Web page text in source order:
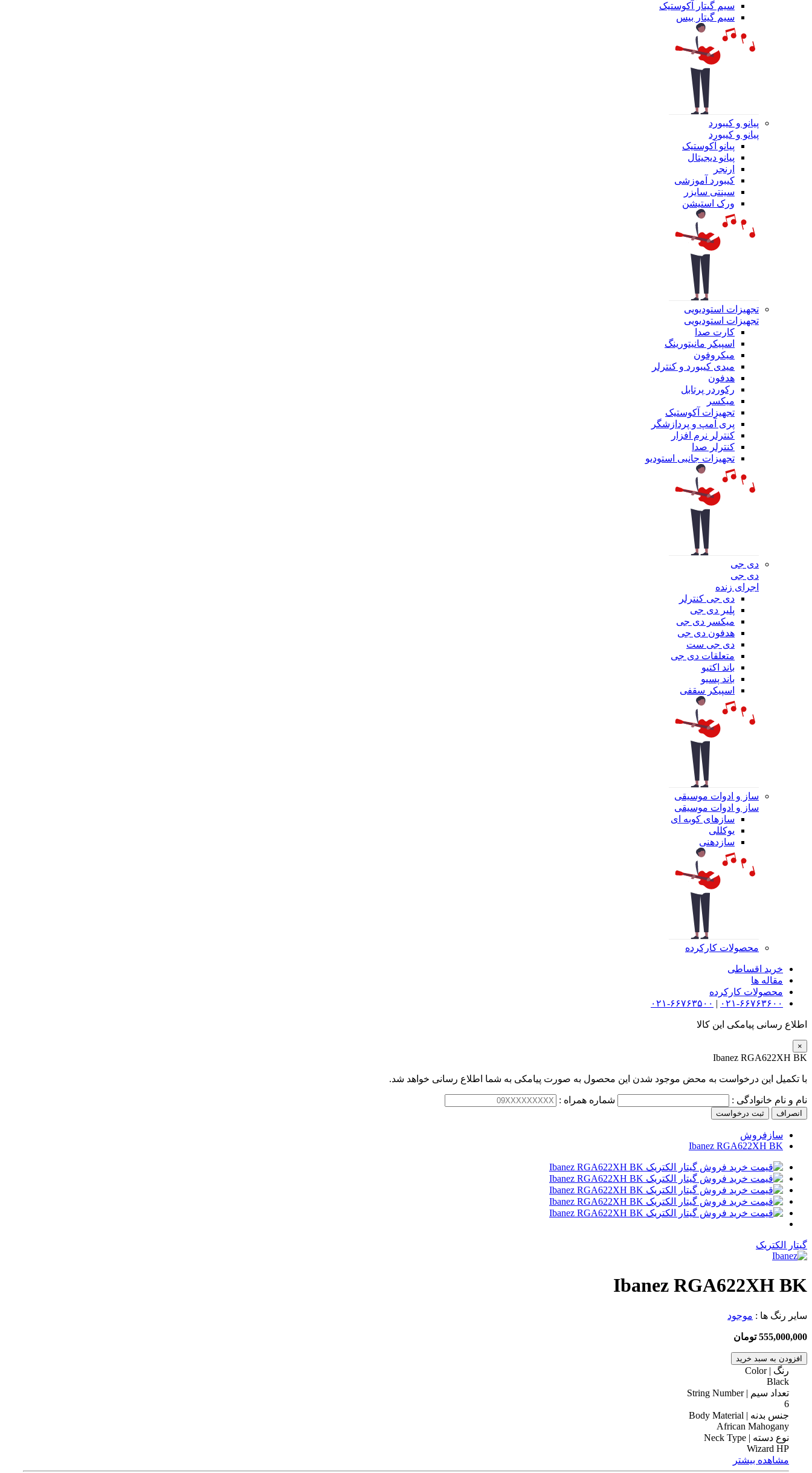
سیم گیتار آکوستیک
سیم گیتار بیس
پیانو و کیبورد
پیانو و کیبورد
پیانو آکوستیک
پیانو دیجیتال
ارنجر
کیبورد آموزشی
سینتی سایزر
ورک استیشن
تجهیزات استودیویی
تجهیزات استودیویی
کارت صدا
اسپیکر مانیتورینگ
میکروفون
میدی کیبورد و کنترلر
هدفون
رکوردر پرتابل
میکسر
تجهیزات آکوستیک
پری آمپ و پردازشگر
کنترلر نرم افزار
کنترلر صدا
تجهیزات جانبی استودیو
دی جی
دی جی
اجرای زنده
دی جی کنترلر
پلیر دی جی
میکسر دی جی
هدفون دی جی
دی جی ست
متعلقات دی جی
باند اکتیو
باند پسیو
اسپیکر سقفی
ساز و ادوات موسیقی
ساز و ادوات موسیقی
سازهای کوبه ای
یوکللی
سازدهنی
محصولات کارکرده
خرید اقساطی
مقاله ها
محصولات کارکرده
۰۲۱-۶۶۷۶۳۶۰۰ | ۰۲۱-۶۶۷۶۳۵۰۰
اطلاع رسانی پیامکی این کالا
×
Ibanez RGA622XH BK
با تکمیل این درخواست به محض موجود شدن این محصول به صورت پیامکی به شما اطلاع رسانی خواهد شد.
نام و نام خانوادگی : شماره همراه :
انصراف ثبت درخواست
سازفروش
Ibanez RGA622XH BK
گیتار الکتریک
Ibanez RGA622XH BK
سایر رنگ ها : موجود
555,000,000 تومان
افزودن به سبد خرید
رنگ | Color
Black
تعداد سیم | String Number
6
جنس بدنه | Body Material
African Mahogany
نوع دسته | Neck Type
Wizard HP
مشاهده بیشتر